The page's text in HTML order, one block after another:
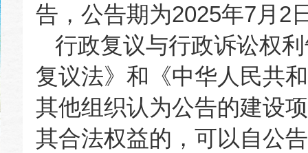
告，公告期为2025年7月2
行政复议与行政诉讼权
复议法》和《中华人民共
其他组织认为公告的建设
其合法权益的，可以自公